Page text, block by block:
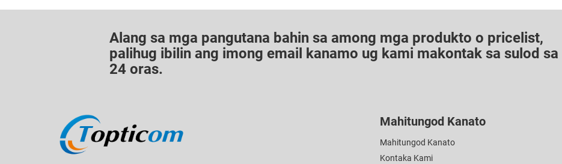
Alang sa mga pangutana bahin sa among mga produkto o pricelist,
palihug ibilin ang imong email kanamo ug kami makontak sa sulod sa
24 oras.
Mahitungod Kanato
Mahitungod Kanato
Kontaka Kami